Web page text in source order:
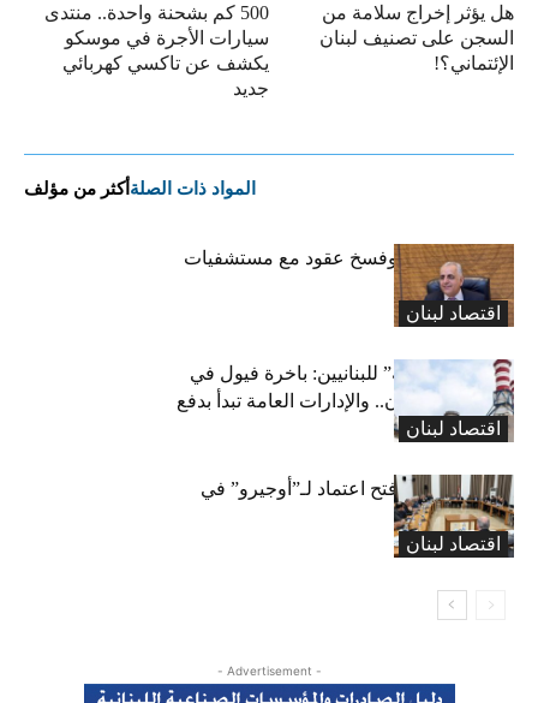
500 كم بشحنة واحدة.. منتدى
سيارات الأجرة في موسكو
يكشف عن تاكسي كهربائي
جديد
هل يؤثر إخراج سلامة من
السجن على تصنيف لبنان
الإئتماني؟!
المواد ذات الصلة أكثر من مؤلف
اقتصاد لبنان
كركي: إنذارات وفسخ عقود مع مستشفيات
مخالفة
اقتصاد لبنان
بشرى “كهربائية” للبنانيين: باخرة فيول في
طريقها إلى لبنان.. والإدارات العامة تبدأ بدفع
متوجباتها
اقتصاد لبنان
لجنة المال تقرّ فتح اعتماد لـ”أوجيرو” في
موازنة 2026
- Advertisement -